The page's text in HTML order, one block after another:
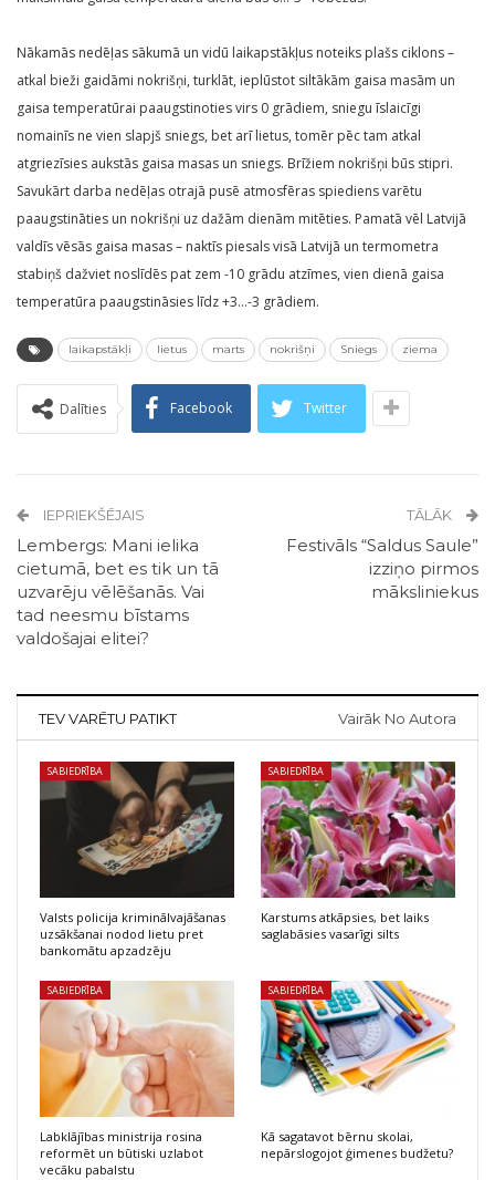
Nākamās nedēļas sākumā un vidū laikapstākļus noteiks plašs ciklons –
atkal bieži gaidāmi nokrišņi, turklāt, ieplūstot siltākām gaisa masām un
gaisa temperatūrai paaugstinoties virs 0 grādiem, sniegu īslaicīgi
nomainīs ne vien slapjš sniegs, bet arī lietus, tomēr pēc tam atkal
atgriezīsies aukstās gaisa masas un sniegs. Brīžiem nokrišņi būs stipri.
Savukārt darba nedēļas otrajā pusē atmosfēras spiediens varētu
paaugstināties un nokrišņi uz dažām dienām mitēties. Pamatā vēl Latvijā
valdīs vēsās gaisa masas – naktīs piesals visā Latvijā un termometra
stabiņš dažviet noslīdēs pat zem -10 grādu atzīmes, vien dienā gaisa
temperatūra paaugstināsies līdz +3…-3 grādiem.
laikapstākļi lietus marts nokrišņi Sniegs ziema
Dalīties Facebook Twitter
IEPRIEKŠĒJAIS
Lembergs: Mani ielika
cietumā, bet es tik un tā
uzvarēju vēlēšanās. Vai
tad neesmu bīstams
valdošajai elitei?
TĀLĀK
Festivāls “Saldus Saule”
izziņo pirmos
māksliniekus
TEV VARĒTU PATIKT Vairāk No Autora
SABIEDRĪBA
Valsts policija kriminālvajāšanas
uzsākšanai nodod lietu pret
bankomātu apzadzēju
SABIEDRĪBA
Karstums atkāpsies, bet laiks
saglabāsies vasarīgi silts
SABIEDRĪBA
Labklājības ministrija rosina
reformēt un būtiski uzlabot
vecāku pabalstu
SABIEDRĪBA
Kā sagatavot bērnu skolai,
nepārslogojot ģimenes budžetu?